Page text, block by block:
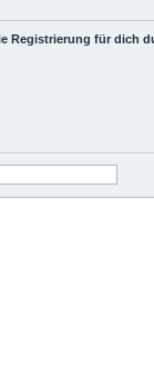
Registrierung für dich